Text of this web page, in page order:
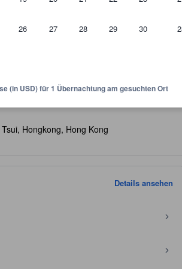
26 27 28 29 30
(in USD) für 1 Übernachtung am gesuchten Ort
Hongkong, Hong Kong
Details ansehen